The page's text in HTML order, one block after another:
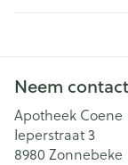
Neem
Apotheek Coene
Ieperstraat 3
8980 Zonnebeke